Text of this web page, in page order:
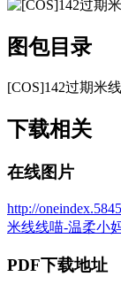
图包目录
[COS]142过期米
下载相关
在线图片
http://
米线线喵-温柔小
PDF下载地址